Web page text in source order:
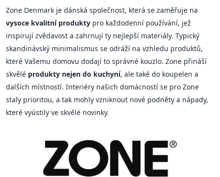
Zone Denmark je dánská společnost, která se zaměřuje na
vysoce kvalitní produkty pro každodenní používání, jež
inspirují zvědavost a zahrnují ty nejlepší materiály. Typický
skandinávský minimalismus se odráží na vzhledu produktů,
které Vašemu domovu dodají to správné kouzlo. Zone přináší
skvělé produkty nejen do kuchyní, ale také do koupelen a
dalších místností. Interiéry našich domácností se pro Zone
staly prioritou, a tak mohly vzniknout nové podněty a nápady,
které vyústily ve skvělé novinky.